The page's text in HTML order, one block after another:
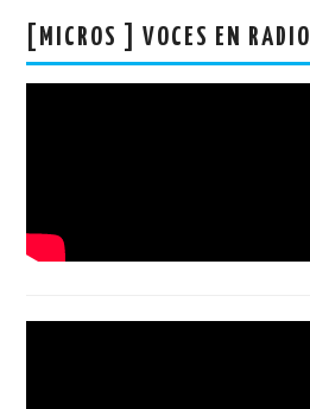
[MICROS ] VOCES EN RADIO